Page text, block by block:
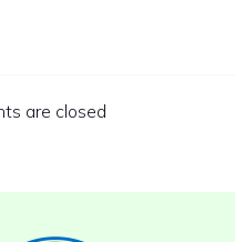
are closed